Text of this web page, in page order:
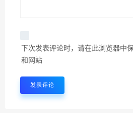
下次发表评论时，请在此浏览器中
和网站